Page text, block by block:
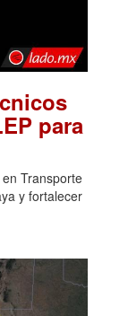
para
Transporte
y fortalecer